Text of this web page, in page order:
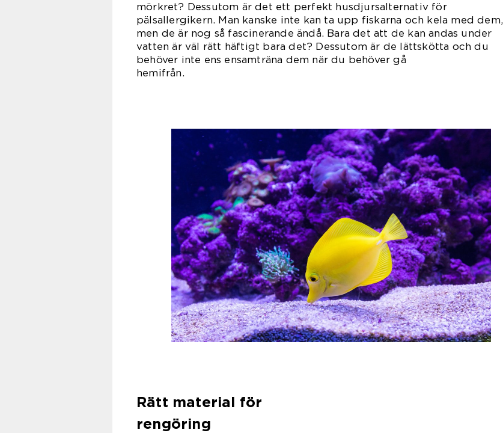
mörkret? Dessutom är det ett perfekt husdjursalternativ för
pälsallergikern. Man kanske inte kan ta upp fiskarna och kela med dem,
men de är nog så fascinerande ändå. Bara det att de kan andas under
vatten är väl rätt häftigt bara det? Dessutom är de lättskötta och du
behöver inte ens ensamträna dem när du behöver gå
hemifrån.
Rätt material för
rengöring